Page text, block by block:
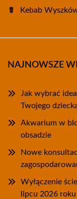
Kebab
NAJNOWSZE
Jak wybrać
Twojego
Akwarium w
obsadzie
Nowe
Wyłączenie
lipcu 2026 roku